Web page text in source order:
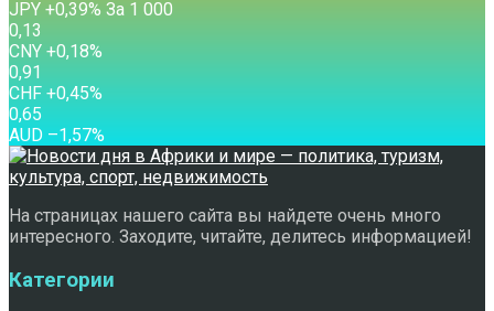
JPY +0,39% За 1 000
0,13
CNY +0,18%
0,91
CHF +0,45%
0,65
AUD –1,57%
На страницах нашего сайта вы найдете очень много
интересного. Заходите, читайте, делитесь информацией!
Категории